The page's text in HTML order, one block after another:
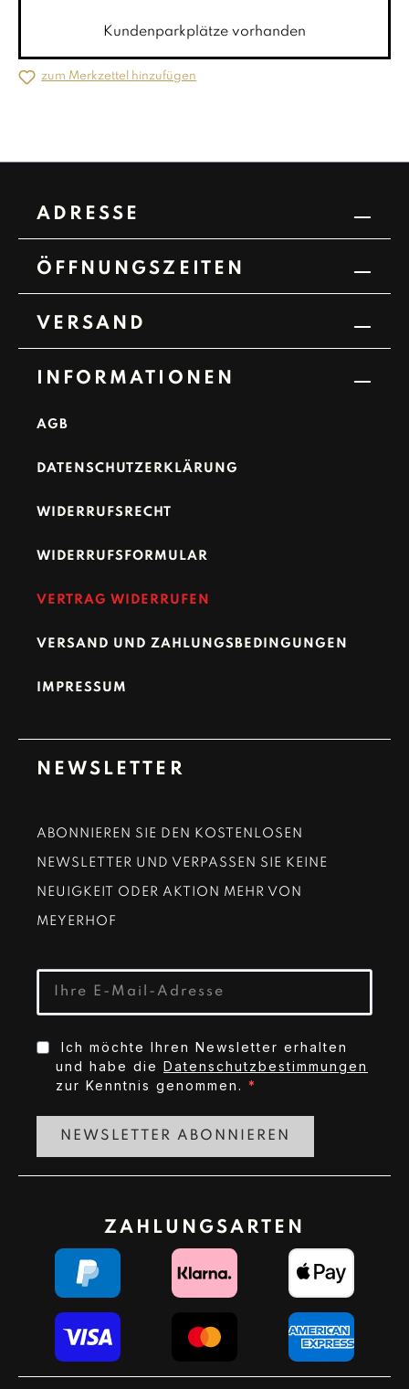
Kundenparkplätze vorhanden
zum Merkzettel hinzufügen
ADRESSE
ÖFFNUNGSZEITEN
VERSAND
INFORMATIONEN
AGB
DATENSCHUTZERKLÄRUNG
WIDERRUFSRECHT
WIDERRUFSFORMULAR
VERTRAG WIDERRUFEN
VERSAND UND ZAHLUNGSBEDINGUNGEN
IMPRESSUM
NEWSLETTER
ABONNIEREN SIE DEN KOSTENLOSEN
NEWSLETTER UND VERPASSEN SIE KEINE
NEUIGKEIT ODER AKTION MEHR VON
MEYERHOF
Ich möchte Ihren Newsletter erhalten
und habe die Datenschutzbestimmungen
zur Kenntnis genommen.
NEWSLETTER ABONNIEREN
ZAHLUNGSARTEN